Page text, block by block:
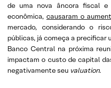
de uma nova âncora fiscal
econômica,causaram o
mercado, considerando o
públicas, já começa a precificar
Banco Central na próxima
impactam o custo de capital
negativamente seu valuation.